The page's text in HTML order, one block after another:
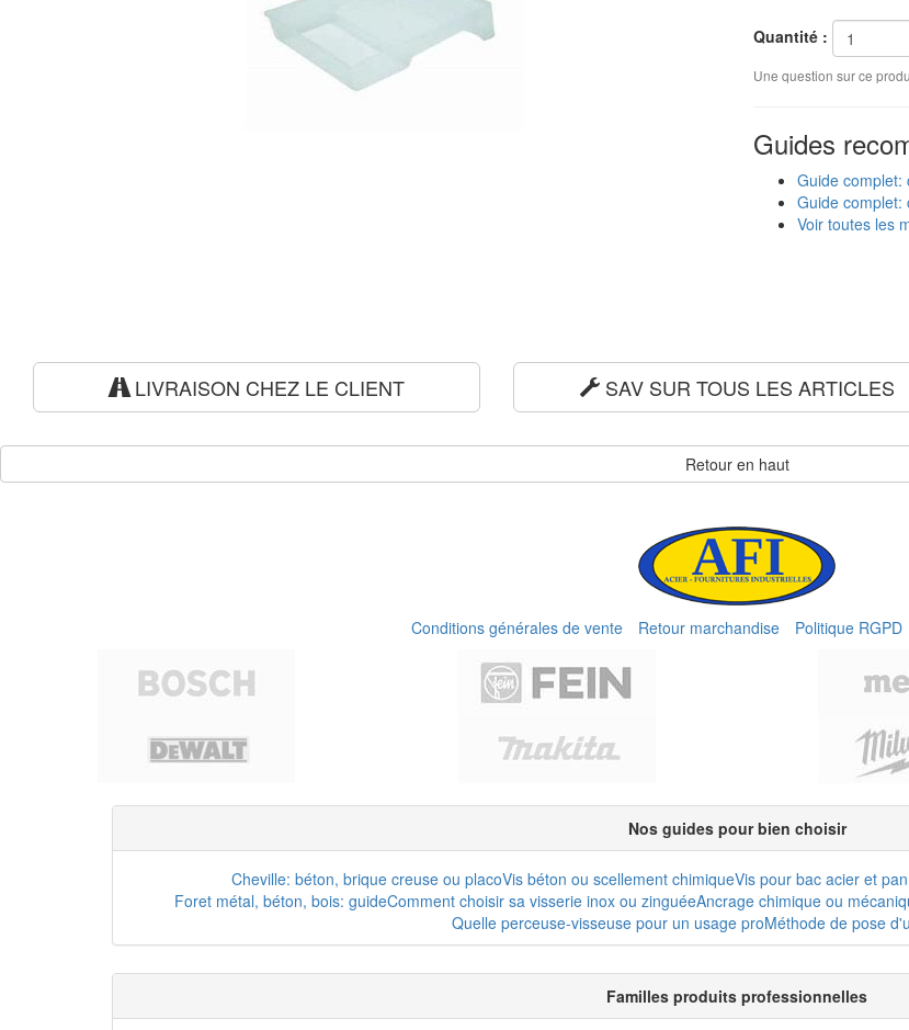
Quantité :
Une question sur ce
Guides
Guide complet:
Guide complet:
Voir toutes les
LIVRAISON CHEZ LE CLIENT SAV SUR TOUS LES ARTICLES
Retour en haut
Conditions générales de vente Retour marchandise Politique RGPD
Nos guides pour bien choisir
Cheville: béton, brique creuse ou placoVis béton ou scellement chimiqueVis pour bac acier et
Foret métal, béton, bois: guideComment choisir sa visserie inox ou zinguéeAncrage chimique ou
Quelle perceuse-visseuse pour un usage proMéthode de pose
Familles produits professionnelles